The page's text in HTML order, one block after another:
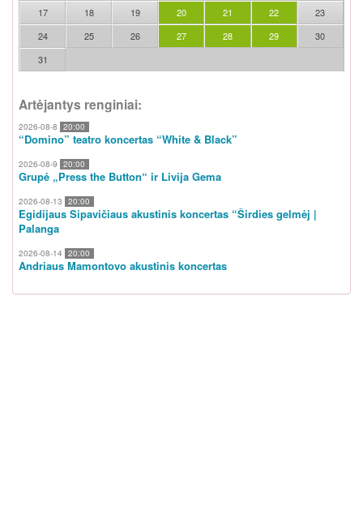
17
18 19 20 21 22
23
24
25 26 27 28 29
30
31
Artėjantys renginiai:
2026-08-8 20:00
“Domino” teatro koncertas “White & Black”
2026-08-9 20:00
Grupė „Press the Button“ ir Livija Gema
2026-08-13 20:00
Egidijaus Sipavičiaus akustinis koncertas “Širdies gelmėj |
Palanga
2026-08-14 20:00
Andriaus Mamontovo akustinis koncertas